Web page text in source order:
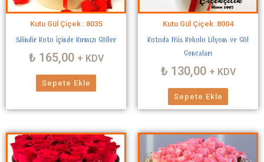
Kutu Gül Çiçek : 8035
Silindir Kutu İçinde Kırmızı Güller
₺ 165,00 + KDV
Sepete Ekle
Kutu Gül Çiçek :8004
Kutuda Mis Kokulu Lilyum ve Gül
Goncaları
₺ 130,00 + KDV
Sepete Ekle